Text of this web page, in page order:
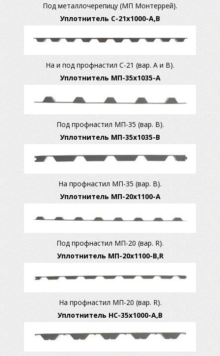
Под металлочерепицу (МП Монтеррей).
Уплотнитель С-21x1000-А,В
На и под профнастил С-21 (вар. А и В).
Уплотнитель МП-35x1035-А
Под профнастил МП-35 (вар. В).
Уплотнитель МП-35x1035-B
На профнастил МП-35 (вар. В).
Уплотнитель МП-20x1100-А
Под профнастил МП-20 (вар. R).
Уплотнитель МП-20x1100-B,R
На профнастил МП-20 (вар. R).
Уплотнитель НС-35x1000-А,B